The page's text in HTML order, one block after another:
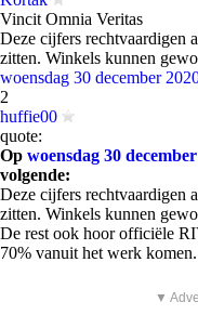
Vincit Omnia Veritas
Deze cijfers rechtvaardigen
zitten. Winkels kunnen
woensdag 30 december
2
huffie00
quote:
Op woensdag 30
volgende:
Deze cijfers rechtvaardigen
zitten. Winkels kunnen
De rest ook hoor officiële
70% vanuit het werk komen.
▼